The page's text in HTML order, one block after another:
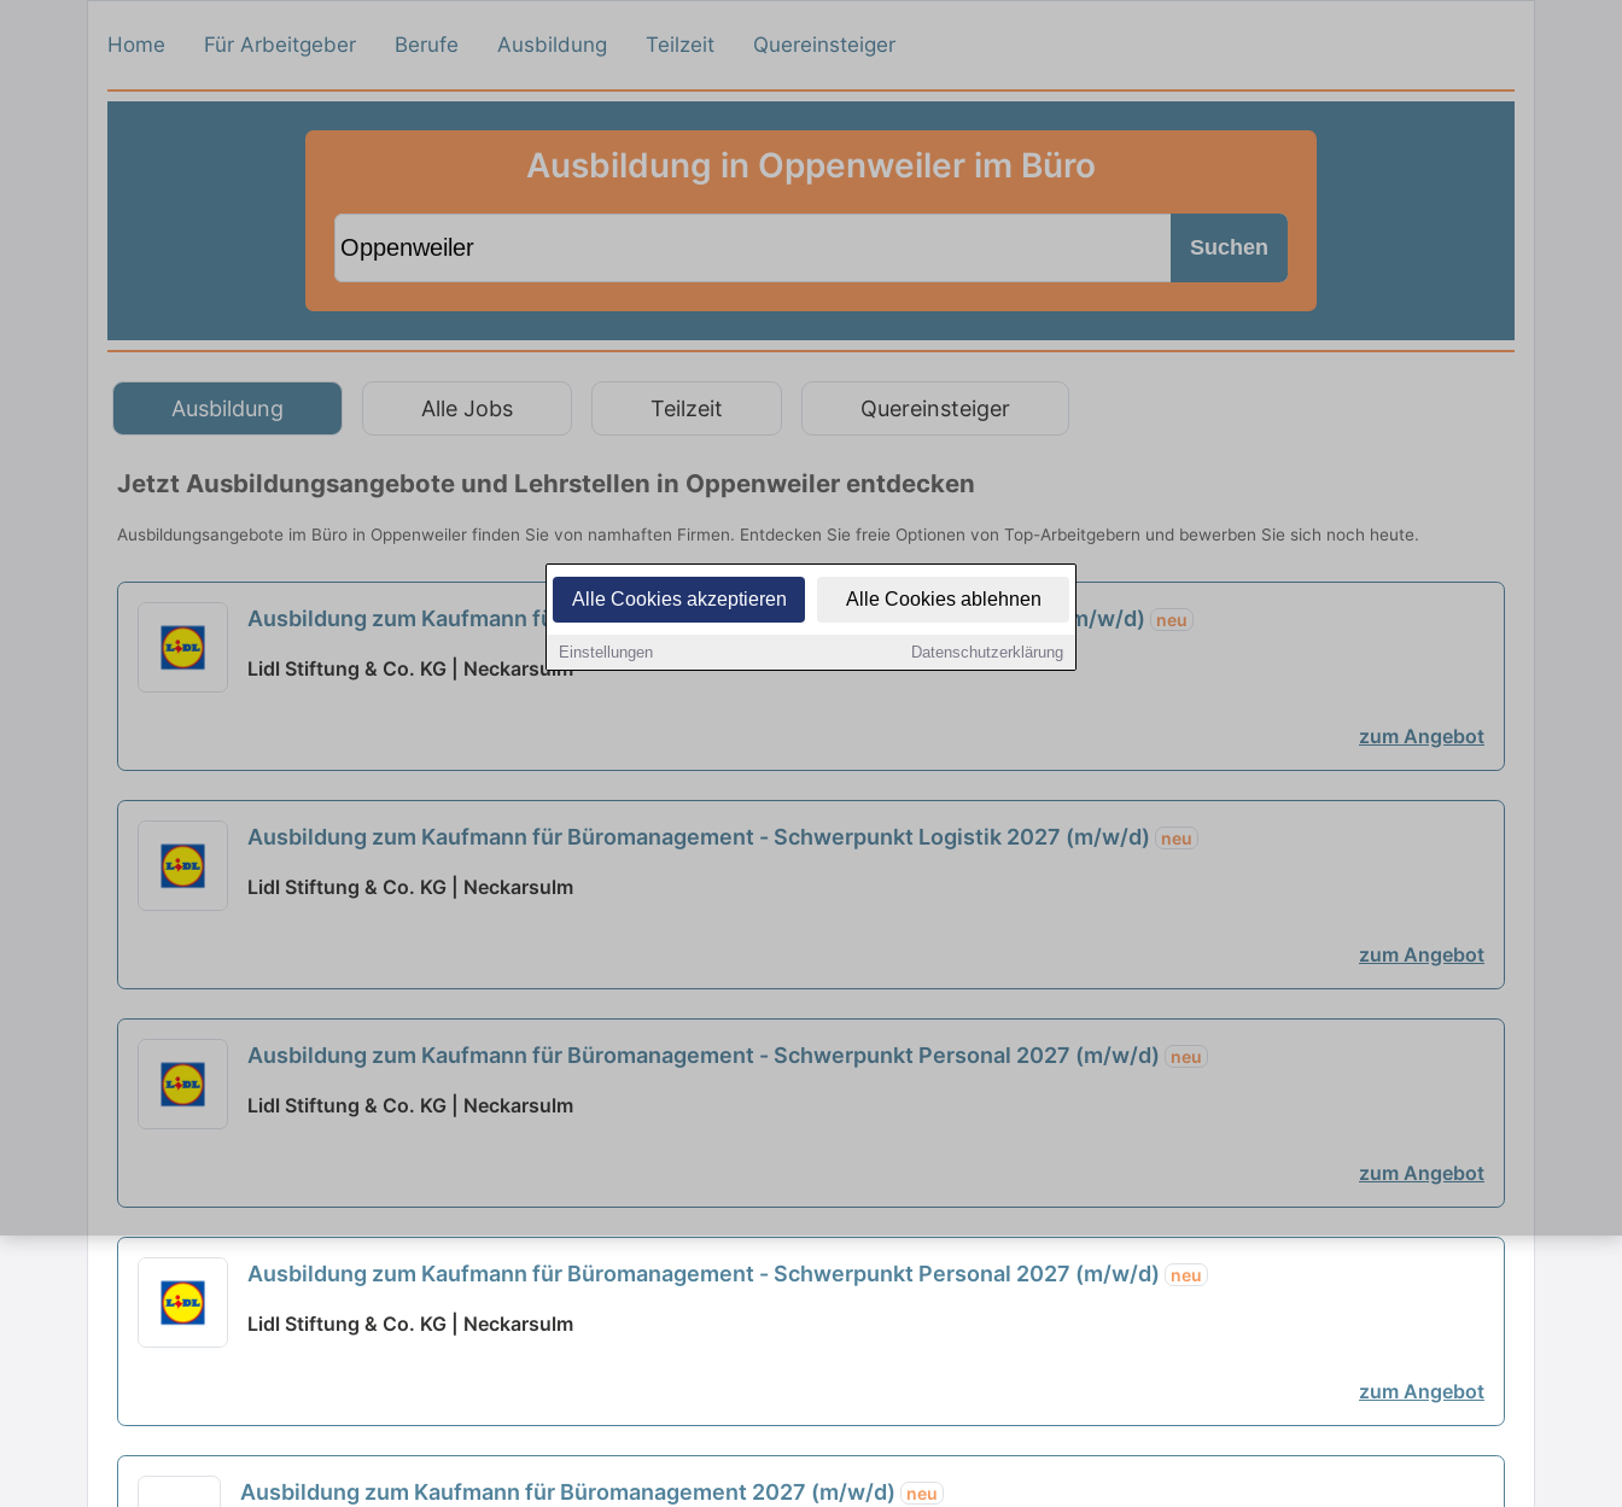
Alle Cookies akzeptieren Alle Cookies ablehnen
Einstellungen Datenschutzerklärung
Home Für Arbeitgeber Berufe Ausbildung Teilzeit Quereinsteiger
Ausbildung in Oppenweiler im Büro
Suchen
Ausbildung Alle Jobs Teilzeit Quereinsteiger
Jetzt Ausbildungsangebote und Lehrstellen in Oppenweiler entdecken
Ausbildungsangebote im Büro in Oppenweiler finden Sie von namhaften Firmen. Entdecken Sie freie Optionen von Top-Arbeitgebern und bewerben Sie sich noch heute.
Ausbildung zum Kaufmann für Büromanagement - Schwerpunkt Einkauf 2027 (m/w/d) neu
Lidl Stiftung & Co. KG | Neckarsulm
zum Angebot
Ausbildung zum Kaufmann für Büromanagement - Schwerpunkt Logistik 2027 (m/w/d) neu
Lidl Stiftung & Co. KG | Neckarsulm
zum Angebot
Ausbildung zum Kaufmann für Büromanagement - Schwerpunkt Personal 2027 (m/w/d) neu
Lidl Stiftung & Co. KG | Neckarsulm
zum Angebot
Ausbildung zum Kaufmann für Büromanagement - Schwerpunkt Personal 2027 (m/w/d) neu
Lidl Stiftung & Co. KG | Neckarsulm
zum Angebot
Ausbildung zum Kaufmann für Büromanagement 2027 (m/w/d) neu